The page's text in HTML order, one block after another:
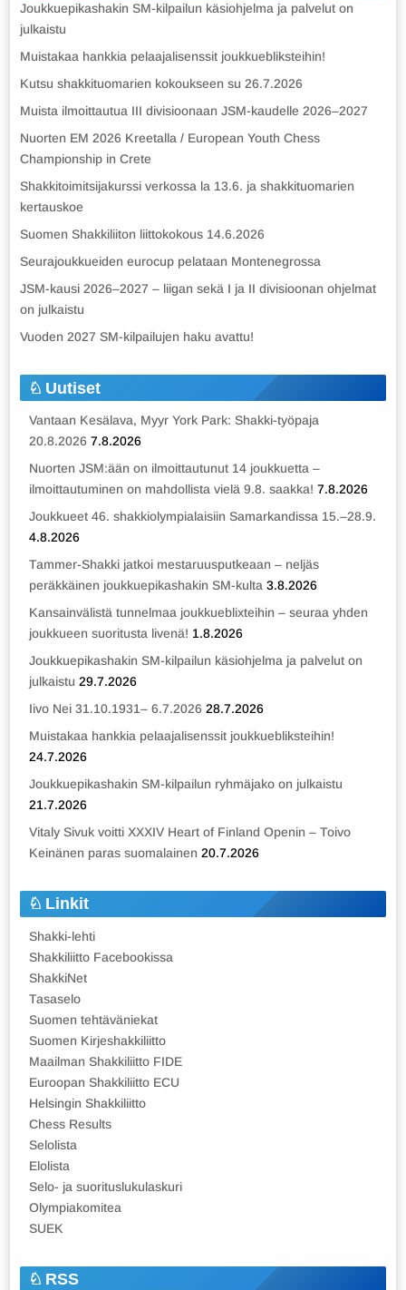
Joukkuepikashakin SM-kilpailun käsiohjelma ja palvelut on
julkaistu
Muistakaa hankkia pelaajalisenssit joukkuebliksteihin!
Kutsu shakkituomarien kokoukseen su 26.7.2026
Muista ilmoittautua III divisioonaan JSM-kaudelle 2026–2027
Nuorten EM 2026 Kreetalla / European Youth Chess
Championship in Crete
Shakkitoimitsijakurssi verkossa la 13.6. ja shakkituomarien
kertauskoe
Suomen Shakkiliiton liittokokous 14.6.2026
Seurajoukkueiden eurocup pelataan Montenegrossa
JSM-kausi 2026–2027 – liigan sekä I ja II divisioonan ohjelmat
on julkaistu
Vuoden 2027 SM-kilpailujen haku avattu!
Uutiset
Vantaan Kesälava, Myyr York Park: Shakki-työpaja
20.8.2026 7.8.2026
Nuorten JSM:ään on ilmoittautunut 14 joukkuetta –
ilmoittautuminen on mahdollista vielä 9.8. saakka! 7.8.2026
Joukkueet 46. shakkiolympialaisiin Samarkandissa 15.–28.9.
4.8.2026
Tammer-Shakki jatkoi mestaruusputkeaan – neljäs
peräkkäinen joukkuepikashakin SM-kulta 3.8.2026
Kansainvälistä tunnelmaa joukkueblixteihin – seuraa yhden
joukkueen suoritusta livenä! 1.8.2026
Joukkuepikashakin SM-kilpailun käsiohjelma ja palvelut on
julkaistu 29.7.2026
Iivo Nei 31.10.1931– 6.7.2026 28.7.2026
Muistakaa hankkia pelaajalisenssit joukkuebliksteihin!
24.7.2026
Joukkuepikashakin SM-kilpailun ryhmäjako on julkaistu
21.7.2026
Vitaly Sivuk voitti XXXIV Heart of Finland Openin – Toivo
Keinänen paras suomalainen 20.7.2026
Linkit
Shakki-lehti
Shakkiliitto Facebookissa
ShakkiNet
Tasaselo
Suomen tehtäväniekat
Suomen Kirjeshakkiliitto
Maailman Shakkiliitto FIDE
Euroopan Shakkiliitto ECU
Helsingin Shakkiliitto
Chess Results
Selolista
Elolista
Selo- ja suorituslukulaskuri
Olympiakomitea
SUEK
RSS